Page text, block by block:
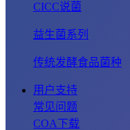
CICC说菌
益生菌系列
传统发酵食品菌种
用户支持
常见问题
COA下载